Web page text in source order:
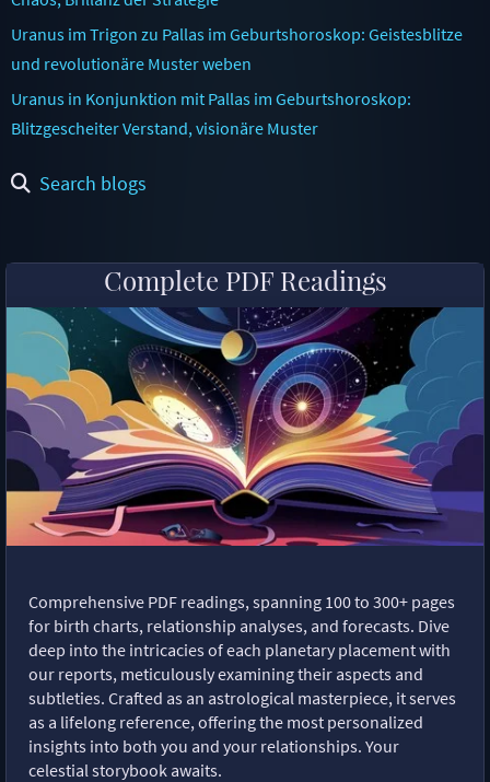
Uranus im Trigon zu Pallas im Geburtshoroskop: Geistesblitze
und revolutionäre Muster weben
Uranus in Konjunktion mit Pallas im Geburtshoroskop:
Blitzgescheiter Verstand, visionäre Muster
Search blogs
Complete PDF Readings
Comprehensive PDF readings, spanning 100 to 300+ pages
for birth charts, relationship analyses, and forecasts. Dive
deep into the intricacies of each planetary placement with
our reports, meticulously examining their aspects and
subtleties. Crafted as an astrological masterpiece, it serves
as a lifelong reference, offering the most personalized
insights into both you and your relationships. Your
celestial storybook awaits.